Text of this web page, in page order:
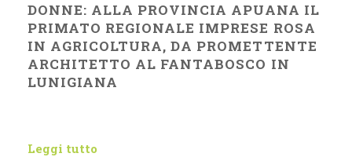
DONNE: ALLA PROVINCIA APUANA IL
PRIMATO REGIONALE IMPRESE ROSA
IN AGRICOLTURA, DA PROMETTENTE
ARCHITETTO AL FANTABOSCO IN
LUNIGIANA
Leggi tutto